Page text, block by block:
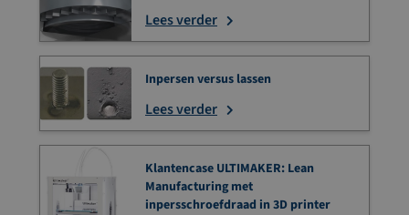
Lees verder
Inpersen versus lassen
Lees verder
Klantencase ULTIMAKER: Lean
Manufacturing met
inpersschroefdraad in 3D printer